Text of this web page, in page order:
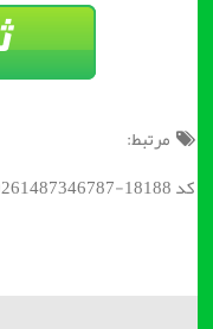
مرتبط:
کد BSC : 463411833075120261487346787-18188;